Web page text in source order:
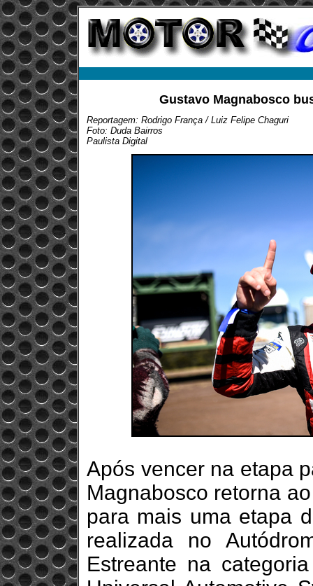
Gustavo Magnabosco
Reportagem: Rodrigo França / Luiz Felipe Chaguri
Foto: Duda Bairros
Paulista Digital
Após vencer na etapa
Magnabosco retorna
para mais uma etapa
realizada no
Estreante na